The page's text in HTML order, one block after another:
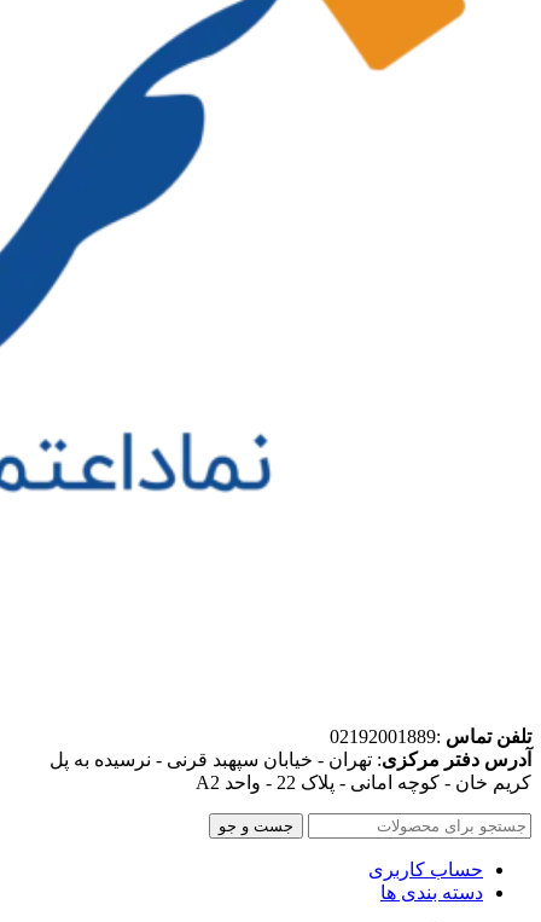
تلفن تماس :02192001889
آدرس دفتر مرکزی: تهران - خیابان سپهبد قرنی - نرسیده به پل
کریم خان - کوچه امانی - پلاک 22 - واحد A2
جست و جو
حساب کاربری
دسته بندی ها